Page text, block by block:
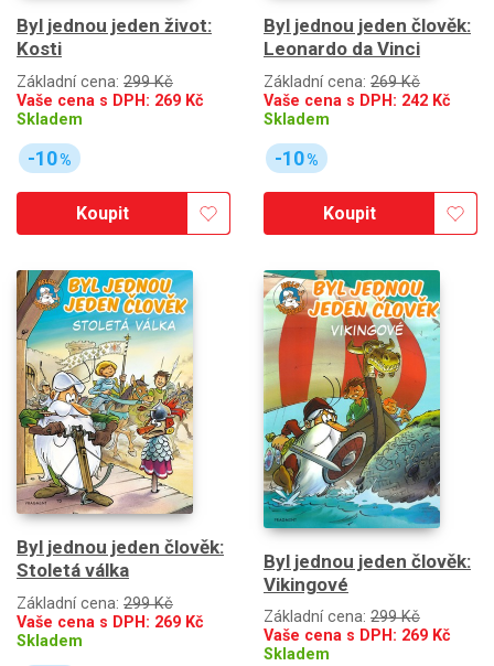
Byl jednou jeden život:
Kosti
Základní cena: 299 Kč
Vaše cena s DPH: 269 Kč
Skladem
-10%
Koupit
Byl jednou jeden člověk:
Leonardo da Vinci
Základní cena: 269 Kč
Vaše cena s DPH: 242 Kč
Skladem
-10%
Koupit
Byl jednou jeden člověk:
Stoletá válka
Základní cena: 299 Kč
Vaše cena s DPH: 269 Kč
Skladem
Byl jednou jeden člověk:
Vikingové
Základní cena: 299 Kč
Vaše cena s DPH: 269 Kč
Skladem